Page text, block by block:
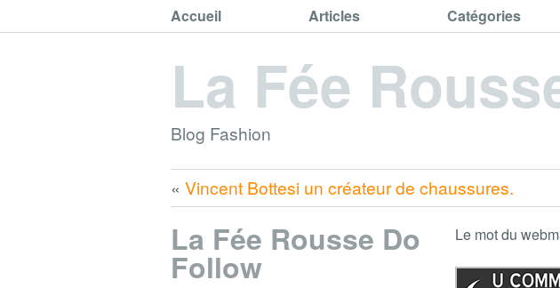
Accueil Articles Catégories
La Fée
Blog Fashion
« Vincent Bottesi un créateur de chaussures.
La Fée Rousse Do
Follow
Le mot du